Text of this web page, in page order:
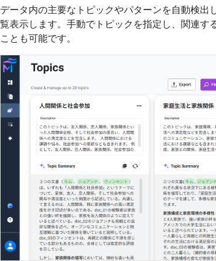
データ内の主要なトピックやパターンを自動検出
覧表示します。手動でトピックを指定し、関連す
ことも可能です。